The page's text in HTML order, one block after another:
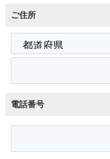
ご住所
電話番号